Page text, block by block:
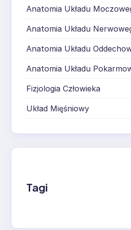
Anatomia Układu
Anatomia Układu
Anatomia Układu
Anatomia Układu
Fizjologia Człowieka
Układ Mięśniowy
Tagi